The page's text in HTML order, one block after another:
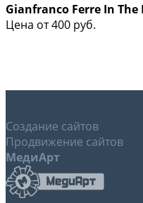
Gianfranco Ferre In The
Цена от400 руб.
Создание сайтов
Продвижение сайтов
МедиАрт